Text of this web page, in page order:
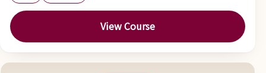
View Course